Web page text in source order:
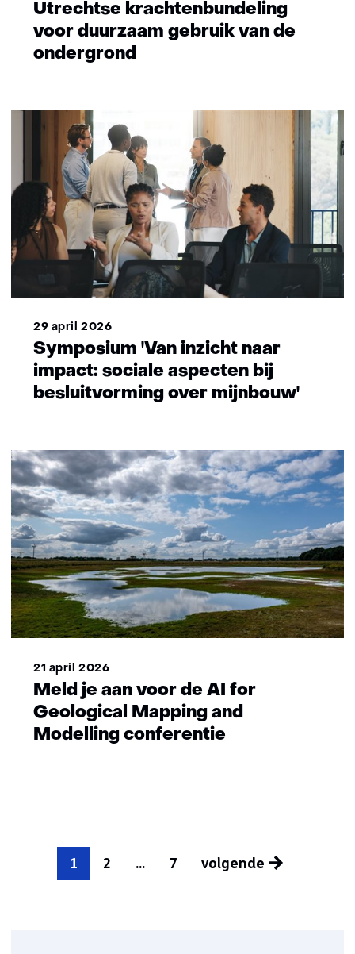
Utrechtse krachtenbundeling
voor duurzaam gebruik van de
ondergrond
29 april 2026
Symposium 'Van inzicht naar
impact: sociale aspecten bij
besluitvorming over mijnbouw'
21 april 2026
Meld je aan voor de AI for
Geological Mapping and
Modelling conferentie
1 2 ... 7 volgende
pagina